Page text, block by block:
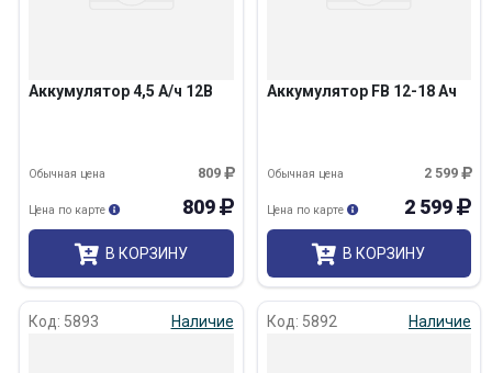
Аккумулятор 4,5 А/ч 12В
809
Обычная цена
809
Цена по карте
В КОРЗИНУ
Аккумулятор FB 12-18 Ач
2 599
Обычная цена
2 599
Цена по карте
В КОРЗИНУ
Код: 5893 Наличие Код: 5892 Наличие